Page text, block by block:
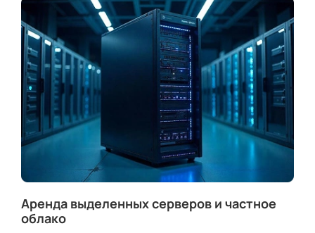
Аренда выделенных серверов и частное
облако